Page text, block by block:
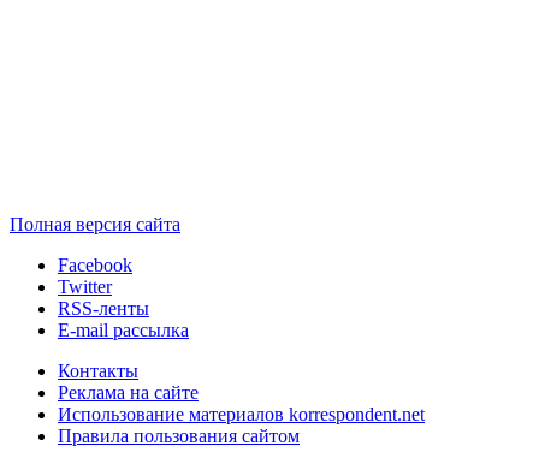
Полная версия сайта
Facebook
Twitter
RSS-ленты
E-mail рассылка
Контакты
Реклама на сайте
Использование материалов korrespondent.net
Правила пользования сайтом